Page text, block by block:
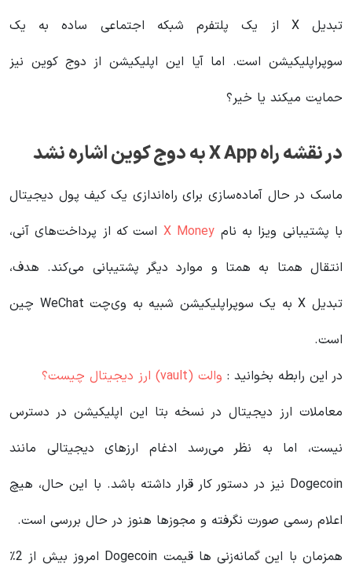
تبدیل X از یک پلتفرم شبکه اجتماعی ساده به یک
سوپراپلیکیشن است. اما آیا این اپلیکیشن از دوج کوین نیز
حمایت میکند یا خیر؟
در نقشه راه X App به دوج کوین اشاره نشد
ماسک در حال آماده‌سازی برای راه‌اندازی یک کیف پول دیجیتال
با پشتیبانی ویزا به نام X Money است که از پرداخت‌های آنی،
انتقال همتا به همتا و موارد دیگر پشتیبانی می‌کند. هدف،
تبدیل X به یک سوپراپلیکیشن شبیه به وی‌چت WeChat چین
است.
در این رابطه بخوانید‌ : والت (vault) ارز دیجیتال چیست؟
معاملات ارز دیجیتال در نسخه بتا این اپلیکیشن در دسترس
نیست، اما به نظر می‌رسد ادغام ارزهای دیجیتالی مانند
Dogecoin نیز در دستور کار قرار داشته باشد. با این حال، هیچ
اعلام رسمی صورت نگرفته و مجوزها هنوز در حال بررسی است.
همزمان با این گمانه‌زنی ها قیمت Dogecoin امروز بیش از 2٪